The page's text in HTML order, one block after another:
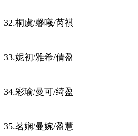
32.桐虞/馨曦/芮祺
33.妮初/雅希/倩盈
34.彩瑜/曼可/绮盈
35.茗娴/曼婉/盈慧